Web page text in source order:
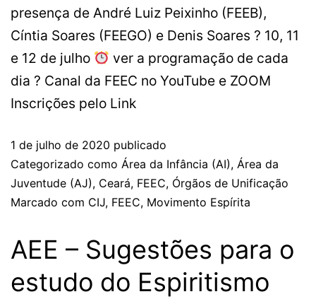
presença de André Luiz Peixinho (FEEB),
Cíntia Soares (FEEGO) e Denis Soares ? 10, 11
e 12 de julho
ver a programação de cada
dia ? Canal da FEEC no YouTube e ZOOM
Inscrições pelo Link
1 de julho de 2020 publicado
Categorizado como Área da Infância (AI), Área da
Juventude (AJ), Ceará, FEEC, Órgãos de Unificação
Marcado com CIJ, FEEC, Movimento Espírita
AEE – Sugestões para o
estudo do Espiritismo